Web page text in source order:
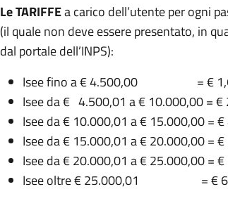
Le TARIFFEa carico dell’utente per ogni
(il quale non deve essere presentato, in
dal portale dell’INPS):
Isee fino a € 4.500,00 = €
Isee da € 4.500,01 a € 10.000,00 = €
Isee da € 10.000,01 a € 15.000,00 =
Isee da € 15.000,01 a € 20.000,00 =
Isee da € 20.000,01 a € 25.000,00 = €
Isee oltre € 25.000,01 = €